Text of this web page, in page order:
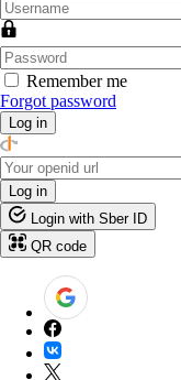
Remember me
Forgot password
Log in
Log in
Login with Sber ID
QR code